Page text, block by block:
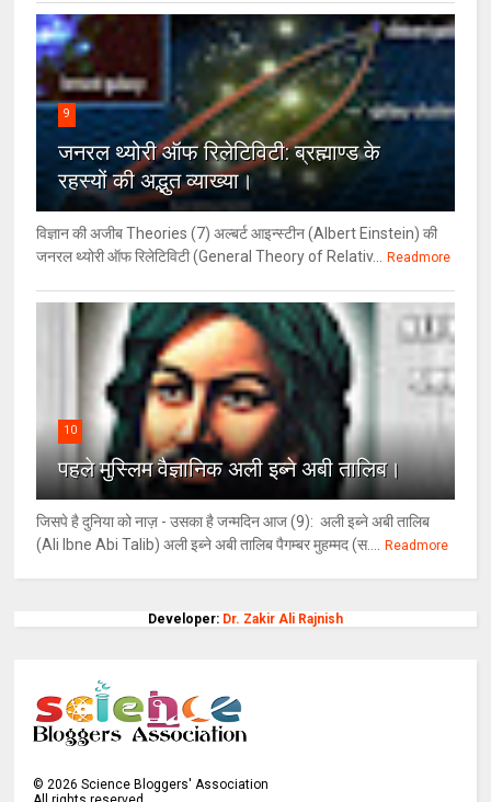
9
जनरल थ्‍योरी ऑफ रिलेटिविटी: ब्रह्माण्‍ड के
रहस्‍यों की अद्भुत व्‍याख्‍या।
विज्ञान की अजीब Theories (7) अल्‍बर्ट आइन्स्टीन (Albert Einstein) की
जनरल थ्योरी ऑफ रिलेटिविटी (General Theory of Relativ... Readmore
10
पहले मुस्लिम वैज्ञानिक अली इब्ने अबी तालिब।
जिसपे है दुनिया को नाज़ - उसका है जन्मदिन आज (9): अली इब्ने अबी तालिब
(Ali Ibne Abi Talib) अली इब्ने अबी तालिब पैगम्बर मुहम्मद (स.... Readmore
Developer: Dr. Zakir Ali Rajnish
©2026 Science Bloggers' Association